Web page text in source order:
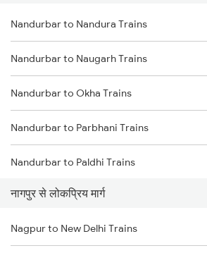
Nagpur to Akola Trains
Nagpur to Kachhbali Trains
Nagpur to Jhansi Trains
Nandurbar to Nandura Trains
Nandurbar to Naugarh Trains
Nandurbar to Okha Trains
Nandurbar to Parbhani Trains
Nandurbar to Paldhi Trains
Nandurbar to Pulgaon Trains
Nandurbar to Pali Trains
नागपुर से लोकप्रिय मार्ग
Nagpur to New Delhi Trains